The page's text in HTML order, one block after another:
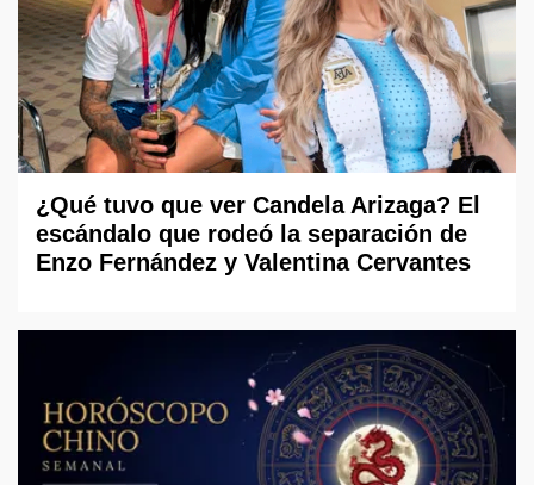
¿Qué tuvo que ver Candela Arizaga? El
escándalo que rodeó la separación de
Enzo Fernández y Valentina Cervantes